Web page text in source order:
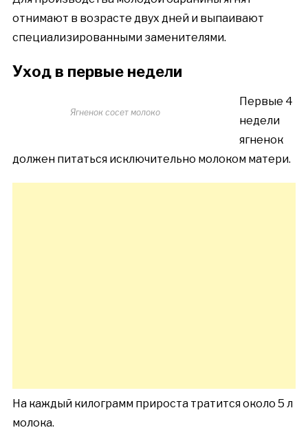
отнимают в возрасте двух дней и выпаивают
специализированными заменителями.
Уход в первые недели
Ягненок сосет молоко
Первые 4
недели
ягненок
должен питаться исключительно молоком матери.
На каждый килограмм прироста тратится около 5 л
молока.